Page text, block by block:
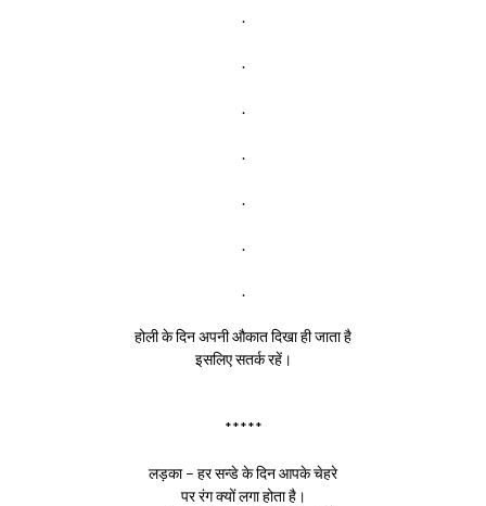
.
.
.
.
.
.
.
होली के दिन अपनी औकात दिखा ही जाता है
इसलिए सतर्क रहें।
*****
लड़का – हर सन्डे के दिन आपके चेहरे
पर रंग क्यों लगा होता है।